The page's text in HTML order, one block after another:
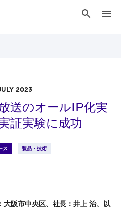
2023
送のオールIP化実
証実験に成功
ス 製品・技術
大阪市中央区、社長：井上 治、以